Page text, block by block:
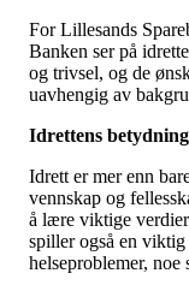
For Lillesands
Banken ser på
og trivsel, og de
uavhengig av
Idrettens
Idrett er mer enn
vennskap og
å lære viktige
spiller også en
helseproblemer,